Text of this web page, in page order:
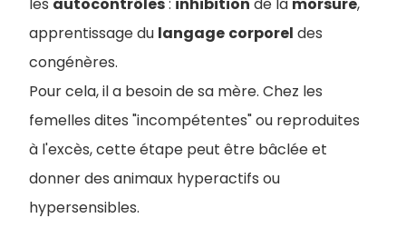
apprentissage du langage corporel des
congénères.
Pour cela, il a besoin de sa mère. Chez les
femelles dites "incompétentes" ou reproduites
à l'excès, cette étape peut être bâclée et
donner des animaux hyperactifs ou
hypersensibles.